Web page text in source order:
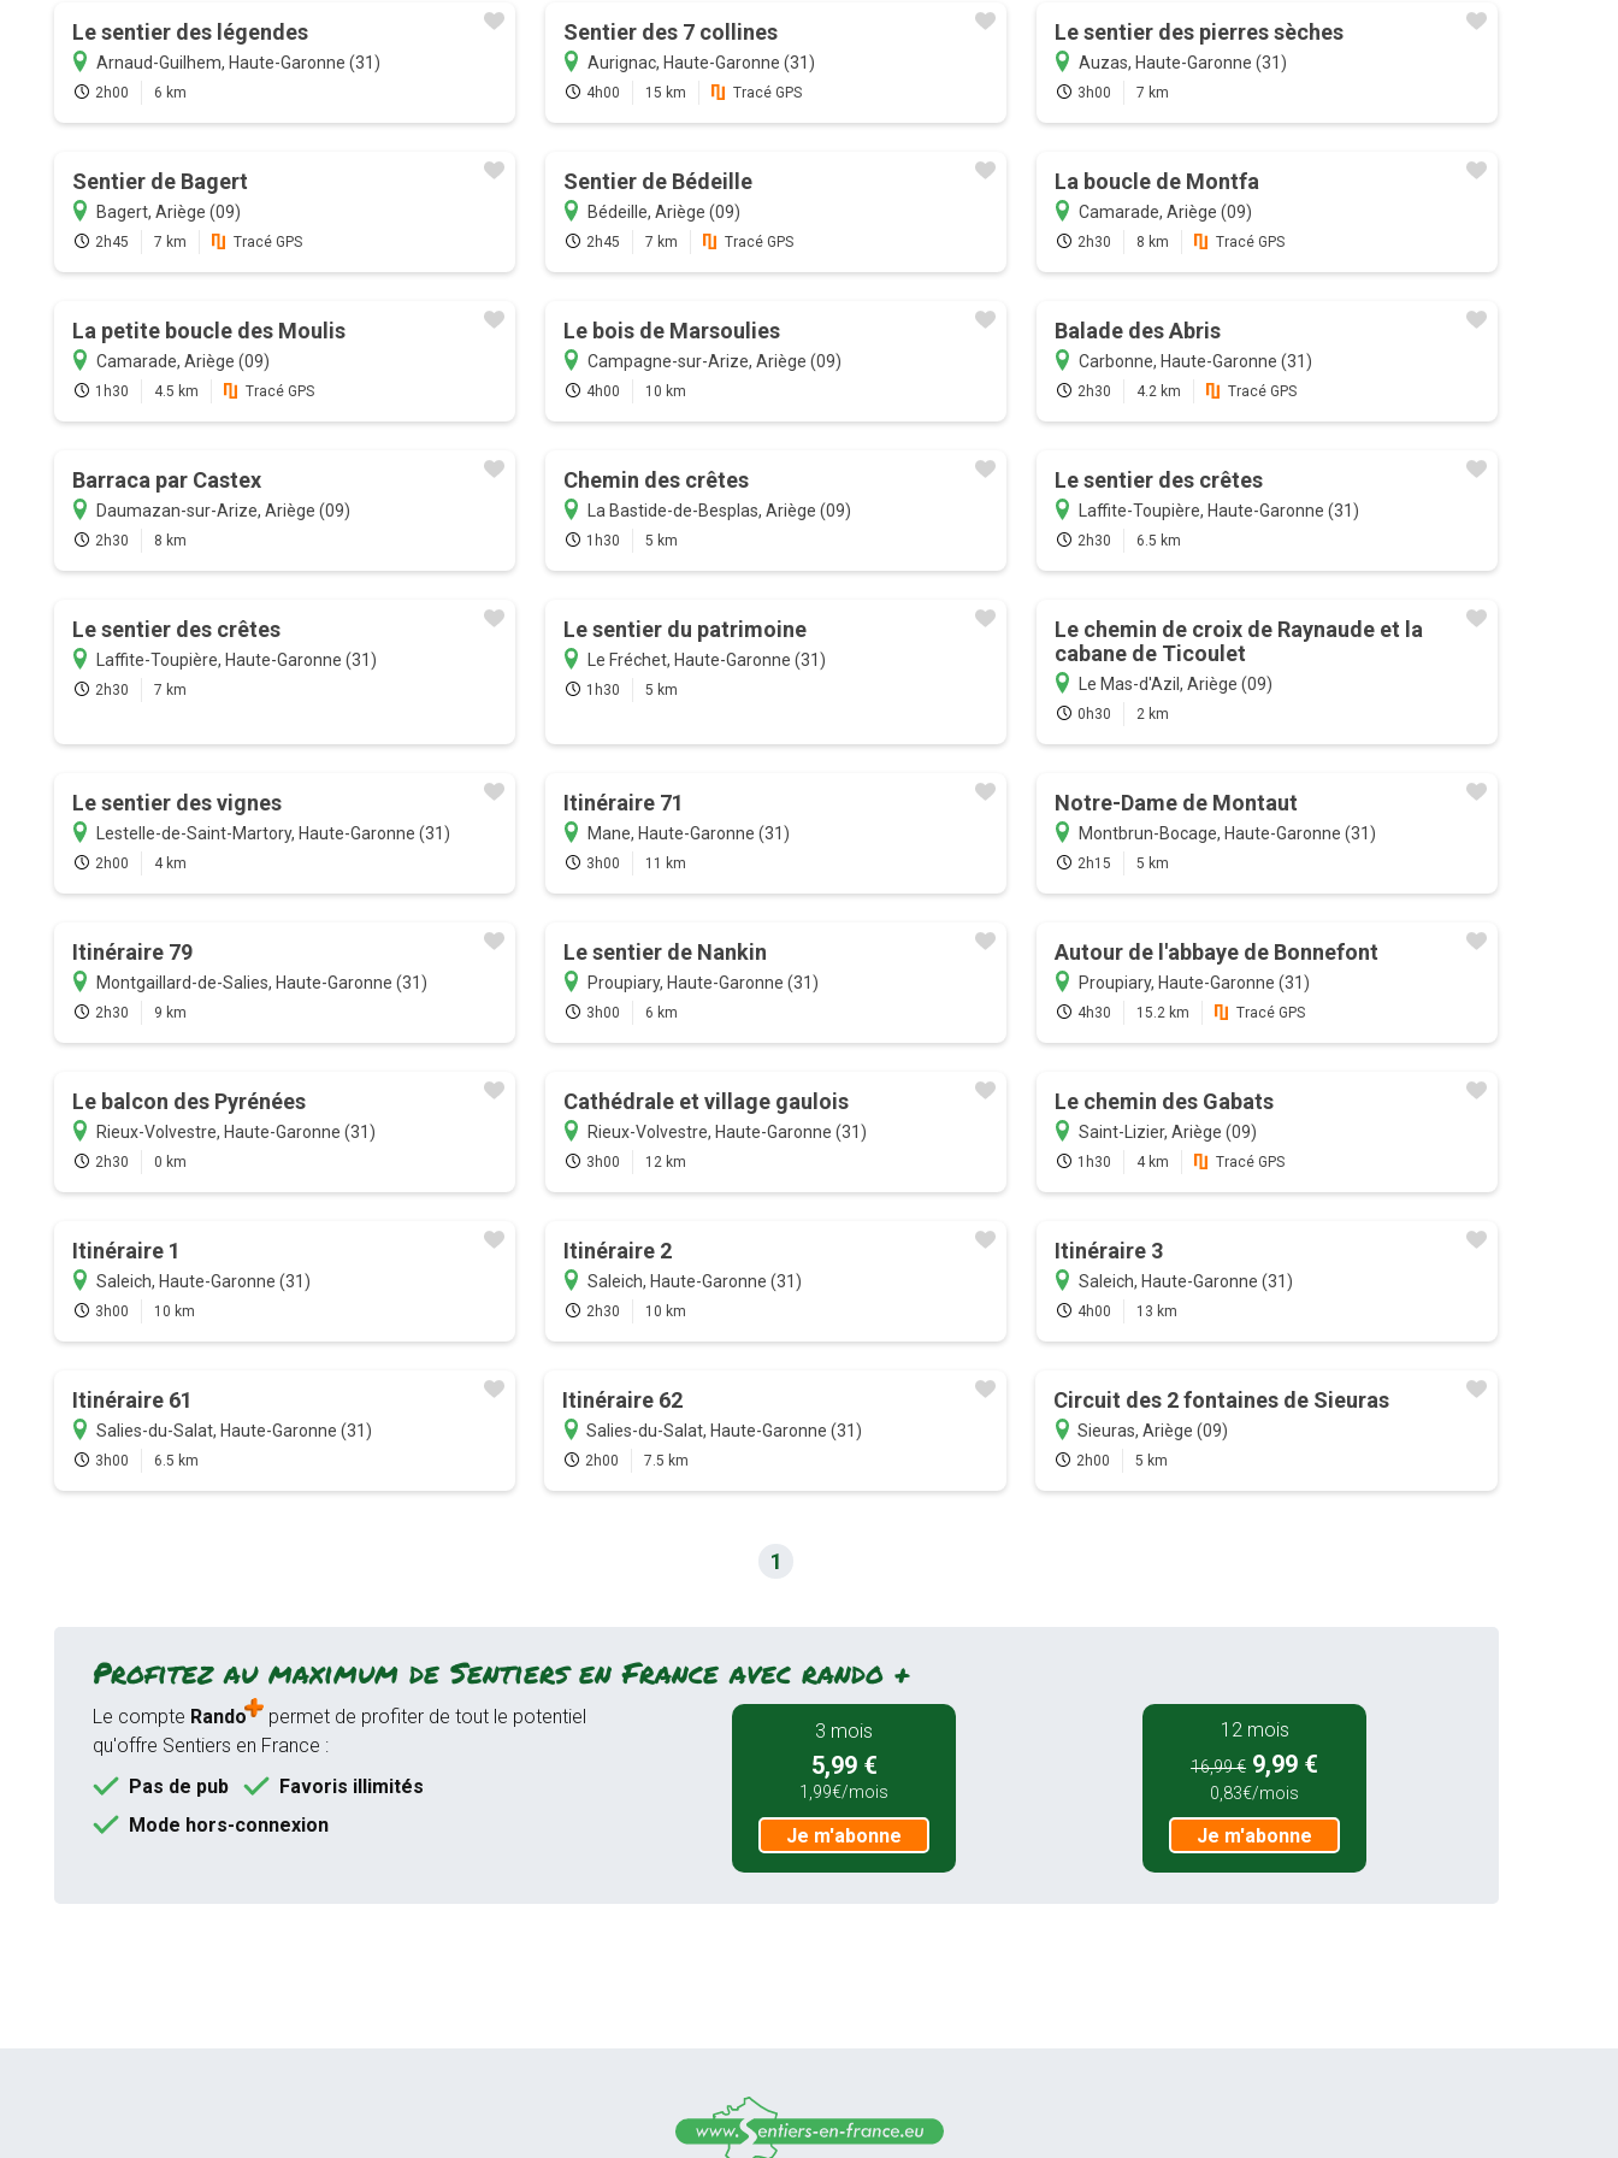
Le sentier des légendes
Arnaud-Guilhem, Haute-Garonne (31)
2h00 6 km
Sentier des 7 collines
Aurignac, Haute-Garonne (31)
4h00 15 km Tracé GPS
Le sentier des pierres sèches
Auzas, Haute-Garonne (31)
3h00 7 km
Sentier de Bagert
Bagert, Ariège (09)
2h45 7 km Tracé GPS
Sentier de Bédeille
Bédeille, Ariège (09)
2h45 7 km Tracé GPS
La boucle de Montfa
Camarade, Ariège (09)
2h30 8 km Tracé GPS
La petite boucle des Moulis
Camarade, Ariège (09)
1h30 4.5 km Tracé GPS
Le bois de Marsoulies
Campagne-sur-Arize, Ariège (09)
4h00 10 km
Balade des Abris
Carbonne, Haute-Garonne (31)
2h30 4.2 km Tracé GPS
Barraca par Castex
Daumazan-sur-Arize, Ariège (09)
2h30 8 km
Chemin des crêtes
La Bastide-de-Besplas, Ariège (09)
1h30 5 km
Le sentier des crêtes
Laffite-Toupière, Haute-Garonne (31)
2h30 6.5 km
Le sentier des crêtes
Laffite-Toupière, Haute-Garonne (31)
2h30 7 km
Le sentier du patrimoine
Le Fréchet, Haute-Garonne (31)
1h30 5 km
Le chemin de croix de Raynaude et la
cabane de Ticoulet
Le Mas-d'Azil, Ariège (09)
0h30 2 km
Le sentier des vignes
Lestelle-de-Saint-Martory, Haute-Garonne (31)
2h00 4 km
Itinéraire 71
Mane, Haute-Garonne (31)
3h00 11 km
Notre-Dame de Montaut
Montbrun-Bocage, Haute-Garonne (31)
2h15 5 km
Itinéraire 79
Montgaillard-de-Salies, Haute-Garonne (31)
2h30 9 km
Le sentier de Nankin
Proupiary, Haute-Garonne (31)
3h00 6 km
Autour de l'abbaye de Bonnefont
Proupiary, Haute-Garonne (31)
4h30 15.2 km Tracé GPS
Le balcon des Pyrénées
Rieux-Volvestre, Haute-Garonne (31)
2h30 0 km
Cathédrale et village gaulois
Rieux-Volvestre, Haute-Garonne (31)
3h00 12 km
Le chemin des Gabats
Saint-Lizier, Ariège (09)
1h30 4 km Tracé GPS
Itinéraire 1
Saleich, Haute-Garonne (31)
3h00 10 km
Itinéraire 2
Saleich, Haute-Garonne (31)
2h30 10 km
Itinéraire 3
Saleich, Haute-Garonne (31)
4h00 13 km
Itinéraire 61
Salies-du-Salat, Haute-Garonne (31)
3h00 6.5 km
Itinéraire 62
Salies-du-Salat, Haute-Garonne (31)
2h00 7.5 km
Circuit des 2 fontaines de Sieuras
Sieuras, Ariège (09)
2h00 5 km
1
Profitez au maximum de Sentiers en France avec rando +
Le compte Rando
permet de profiter de tout le potentiel
qu'offre Sentiers en France :
Pas de pub
Favoris illimités
Mode hors-connexion
3 mois
5,99 €
1,99€/mois
Je m'abonne
12 mois
16,99 € 9,99 €
0,83€/mois
Je m'abonne